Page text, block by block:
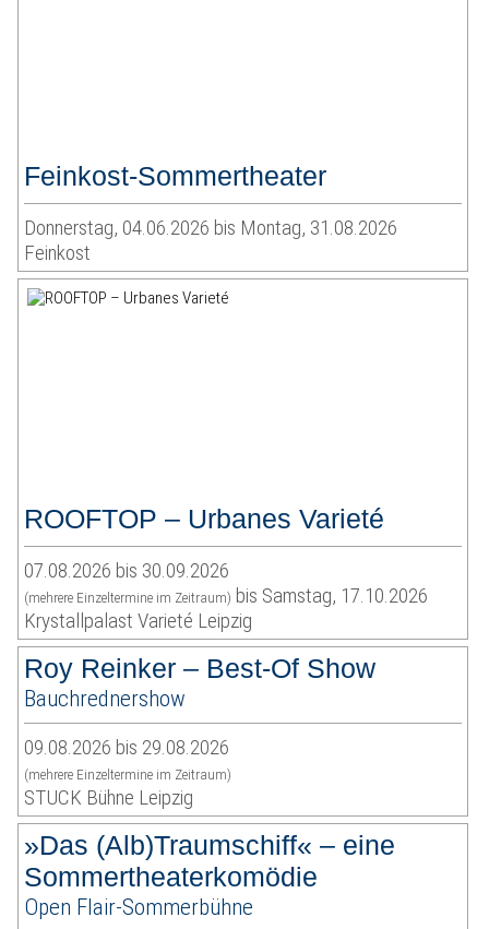
Feinkost-Sommertheater
Donnerstag, 04.06.2026 bis Montag, 31.08.2026
Feinkost
ROOFTOP – Urbanes Varieté
07.08.2026 bis 30.09.2026
(mehrere Einzeltermine im Zeitraum) bis Samstag, 17.10.2026
Krystallpalast Varieté Leipzig
Roy Reinker – Best-Of Show
Bauchrednershow
09.08.2026 bis 29.08.2026
(mehrere Einzeltermine im Zeitraum)
STUCK Bühne Leipzig
»Das (Alb)Traumschiff« – eine
Sommertheaterkomödie
Open Flair-Sommerbühne